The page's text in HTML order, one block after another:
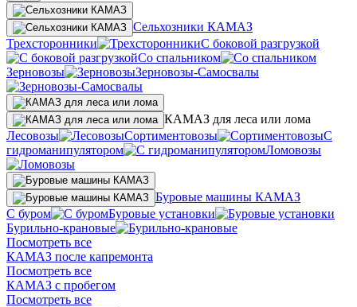
Сельхозники КАМАЗ
Трехсторонники
С боковой разгрузкой
Со спальником
Зерновозы
Зерновозы-Самосвалы
КАМАЗ для леса или лома
Лесовозы
Сортиментовозы
С
гидроманипулятором
Ломовозы
Буровые машины КАМАЗ
С буром
Буровые установки
Бурильно-крановые
Посмотреть все
КАМАЗ после капремонта
Посмотреть все
КАМАЗ с пробегом
Посмотреть все